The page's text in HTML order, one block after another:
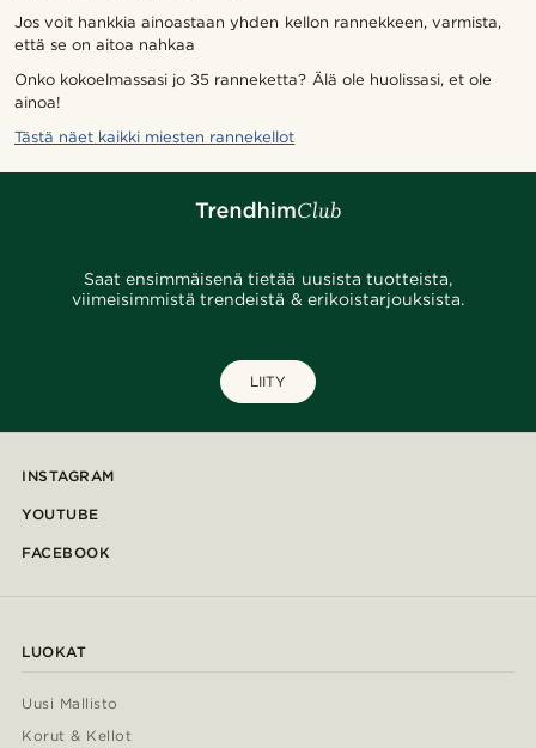
Jos voit hankkia ainoastaan yhden kellon rannekkeen, varmista,
että se on aitoa nahkaa
Onko kokoelmassasi jo 35 ranneketta? Älä ole huolissasi, et ole
ainoa!
Tästä näet kaikki miesten rannekellot
Saat ensimmäisenä tietää uusista tuotteista,
viimeisimmistä trendeistä & erikoistarjouksista.
LIITY
INSTAGRAM
YOUTUBE
FACEBOOK
LUOKAT
Uusi Mallisto
Korut & Kellot